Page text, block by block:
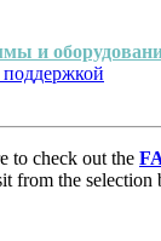
и
to check out the
from the selection